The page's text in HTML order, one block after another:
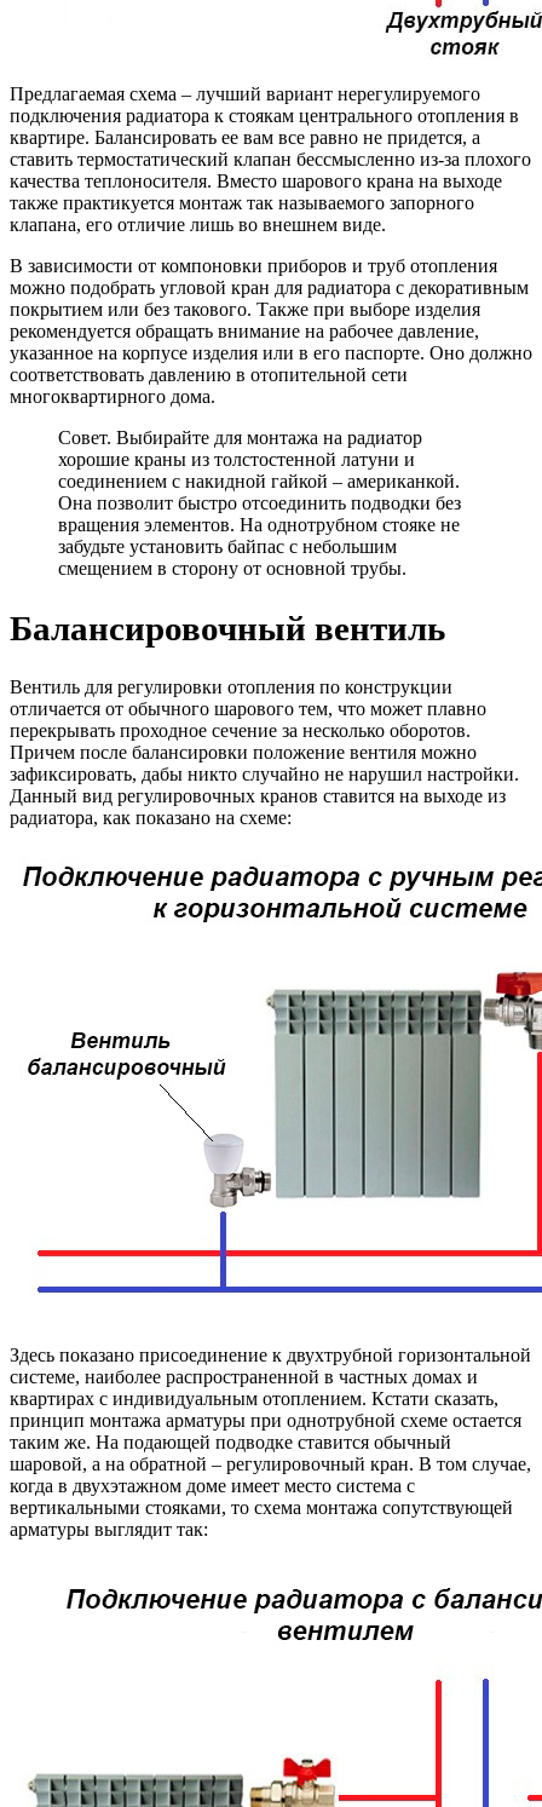
Предлагаемая схема – лучший вариант нерегулируемого
подключения радиатора к стоякам центрального отопления в
квартире. Балансировать ее вам все равно не придется, а
ставить термостатический клапан бессмысленно из-за плохого
качества теплоносителя. Вместо шарового крана на выходе
также практикуется монтаж так называемого запорного
клапана, его отличие лишь во внешнем виде.
В зависимости от компоновки приборов и труб отопления
можно подобрать угловой кран для радиатора с декоративным
покрытием или без такового. Также при выборе изделия
рекомендуется обращать внимание на рабочее давление,
указанное на корпусе изделия или в его паспорте. Оно должно
соответствовать давлению в отопительной сети
многоквартирного дома.
Совет. Выбирайте для монтажа на радиатор
хорошие краны из толстостенной латуни и
соединением с накидной гайкой – американкой.
Она позволит быстро отсоединить подводки без
вращения элементов. На однотрубном стояке не
забудьте установить байпас с небольшим
смещением в сторону от основной трубы.
Балансировочный вентиль
Вентиль для регулировки отопления по конструкции
отличается от обычного шарового тем, что может плавно
перекрывать проходное сечение за несколько оборотов.
Причем после балансировки положение вентиля можно
зафиксировать, дабы никто случайно не нарушил настройки.
Данный вид регулировочных кранов ставится на выходе из
радиатора, как показано на схеме:
Здесь показано присоединение к двухтрубной горизонтальной
системе, наиболее распространенной в частных домах и
квартирах с индивидуальным отоплением. Кстати сказать,
принцип монтажа арматуры при однотрубной схеме остается
таким же. На подающей подводке ставится обычный
шаровой, а на обратной – регулировочный кран. В том случае,
когда в двухэтажном доме имеет место система с
вертикальными стояками, то схема монтажа сопутствующей
арматуры выглядит так: